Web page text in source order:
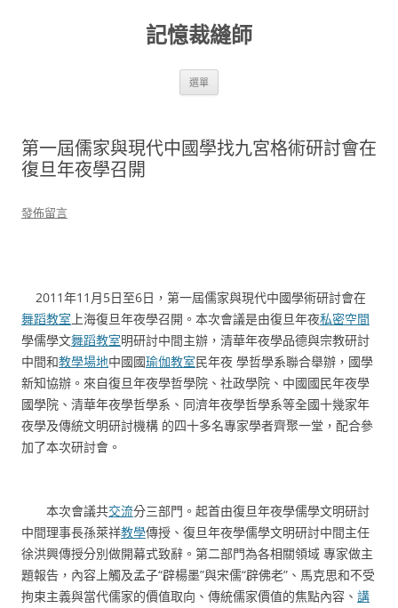
記憶裁縫師
選單
第一屆儒家與現代中國學找九宮格術研討會在
復旦年夜學召開
發佈留言
2011年11月5日至6日，第一屆儒家與現代中國學術研討會在
舞蹈教室 上海復旦年夜學召開。本次會議是由復旦年夜私密空間
學儒學文舞蹈教室明研討中間主辦，清華年夜學品德與宗教研討
中間和教學場地中國國瑜伽教室民年夜 學哲學系聯合舉辦，國學
新知協辦。來自復旦年夜學哲學院、社政學院、中國國民年夜學
國學院、清華年夜學哲學系、同濟年夜學哲學系等全國十幾家年
夜學及傳統文明研討機構 的四十多名專家學者齊聚一堂，配合參
加了本次研討會。
本次會議共交流分三部門。起首由復旦年夜學儒學文明研討
中間理事長孫萊祥教學傳授、復旦年夜學儒學文明研討中間主任
徐洪興傳授分別做開幕式致辭。第二部門為各相關領域 專家做主
題報告，內容上觸及孟子“辟楊墨”與宋儒“辟佛老”、馬克思和不受
拘束主義與當代儒家的價值取向、傳統儒家價值的焦點內容、 講